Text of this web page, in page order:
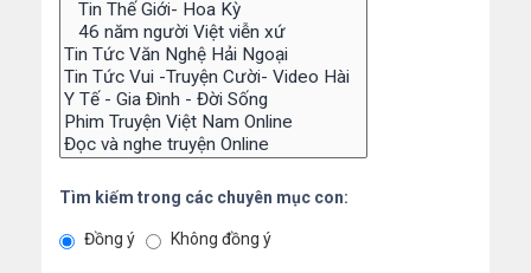
Tìm kiếm trong các chuyên mục con:
Đồng ý Không đồng ý